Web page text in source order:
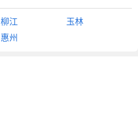
柳江
玉林
惠州